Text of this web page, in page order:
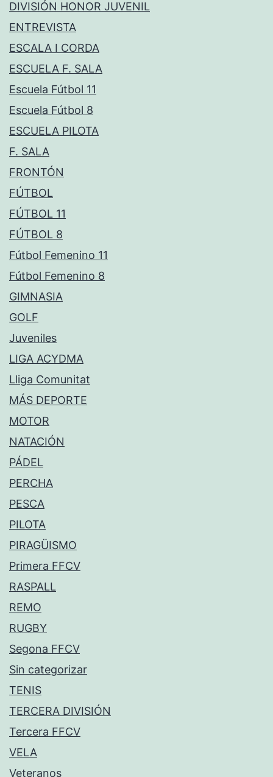
DIVISIÓN HONOR JUVENIL
ENTREVISTA
ESCALA I CORDA
ESCUELA F. SALA
Escuela Fútbol 11
Escuela Fútbol 8
ESCUELA PILOTA
F. SALA
FRONTÓN
FÚTBOL
FÚTBOL 11
FÚTBOL 8
Fútbol Femenino 11
Fútbol Femenino 8
GIMNASIA
GOLF
Juveniles
LIGA ACYDMA
Lliga Comunitat
MÁS DEPORTE
MOTOR
NATACIÓN
PÁDEL
PERCHA
PESCA
PILOTA
PIRAGÜISMO
Primera FFCV
RASPALL
REMO
RUGBY
Segona FFCV
Sin categorizar
TENIS
TERCERA DIVISIÓN
Tercera FFCV
VELA
Veteranos